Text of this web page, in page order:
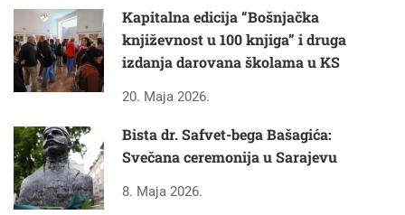
Kapitalna edicija “Bošnjačka
književnost u 100 knjiga” i druga
izdanja darovana školama u KS
20. Maja 2026.
Bista dr. Safvet-bega Bašagića:
Svečana ceremonija u Sarajevu
8. Maja 2026.